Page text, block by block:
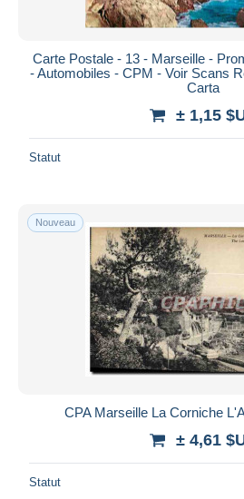
Carte Postale - 13 - Marseille -
- Automobiles - CPM - Voir Scans
Carta
± 1,15
Statut
Nouveau
CPA Marseille La Corniche
± 4,61
Statut